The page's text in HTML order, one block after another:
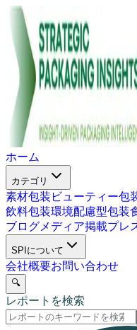
ホーム
カテゴリ
素材包装 ビューティー包
飲料包装環境配慮型包装
ブログメディア掲載プレ
SPIについて
会社概要お問い合わせ
🔍
レポートを検索